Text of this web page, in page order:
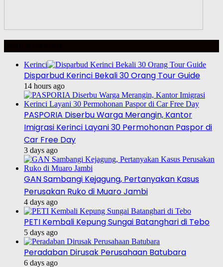
Kerinci
Disparbud Kerinci Bekali 30 Orang Tour Guide
14 hours ago
PASPORIA Diserbu Warga Merangin, Kantor
Imigrasi Kerinci Layani 30 Permohonan Paspor di
Car Free Day
3 days ago
GAN Sambangi Kejagung, Pertanyakan Kasus
Perusakan Ruko di Muaro Jambi
4 days ago
PETI Kembali Kepung Sungai Batanghari di Tebo
5 days ago
Peradaban Dirusak Perusahaan Batubara
6 days ago